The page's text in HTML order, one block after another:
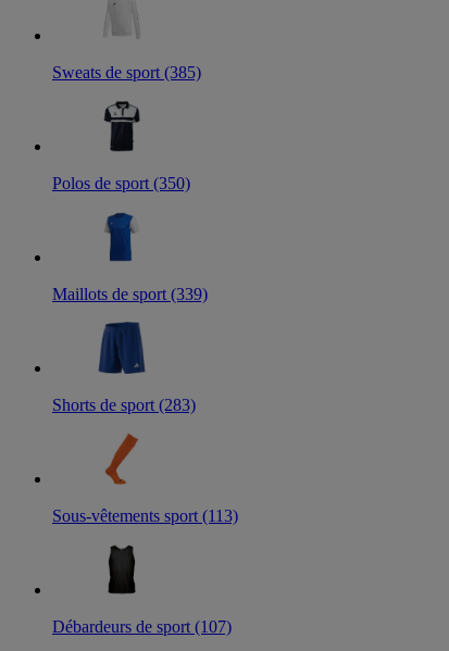
Sweats de sport (385)
Polos de sport (350)
Maillots de sport (339)
Shorts de sport (283)
Sous-vêtements sport (113)
Débardeurs de sport (107)